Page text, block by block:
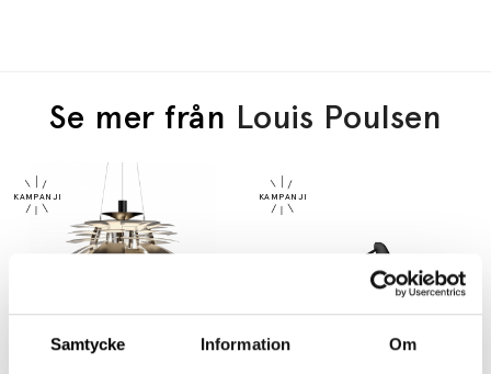
Samtycke Information Om
Se mer från Louis Poulsen